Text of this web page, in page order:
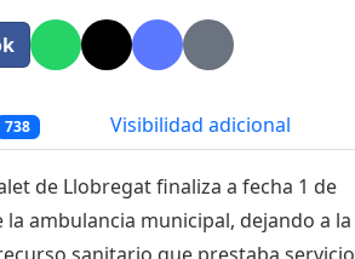
738 Visibilidad adicional
de Llobregat finaliza a fecha 1 de
ambulancia municipal, dejando a la